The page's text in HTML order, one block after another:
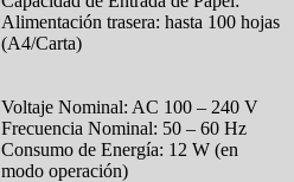
Alimentación trasera: hasta 100 hojas
(A4/Carta)
Voltaje Nominal: AC 100 – 240 V
Frecuencia Nominal: 50 – 60 Hz
Consumo de Energía: 12 W (en
modo operación)